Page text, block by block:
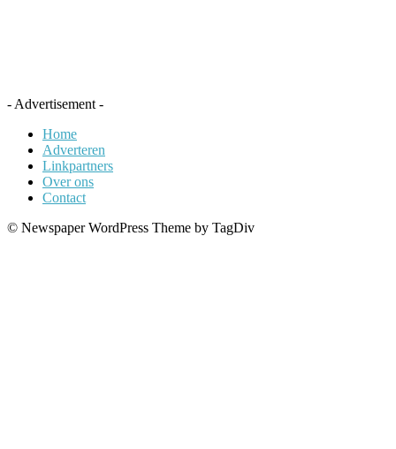
- Advertisement -
Home
Adverteren
Linkpartners
Over ons
Contact
© Newspaper WordPress Theme by TagDiv